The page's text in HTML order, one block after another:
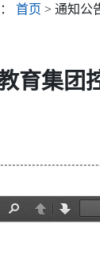
首页 > 通知公
育集团